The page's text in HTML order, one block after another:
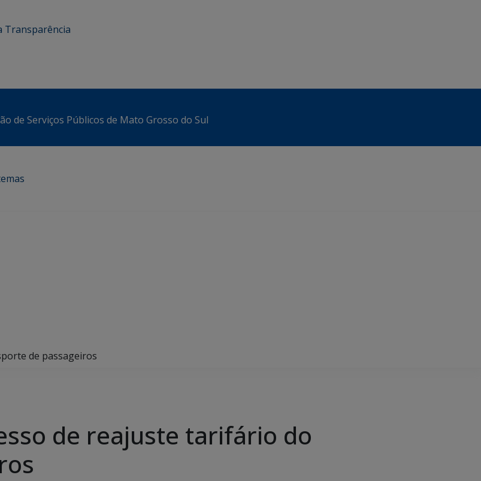
Transparência
de Serviços Públicos de Mato Grosso do Sul
de passageiros
de reajuste tarifário do